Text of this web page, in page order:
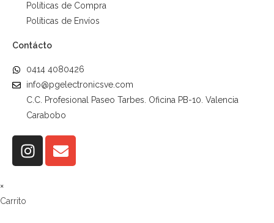
Políticas de Compra
Políticas de Envíos
Contácto
0414 4080426
info@pgelectronicsve.com
C.C. Profesional Paseo Tarbes. Oficina PB-10. Valencia
Carabobo
×
Carrito